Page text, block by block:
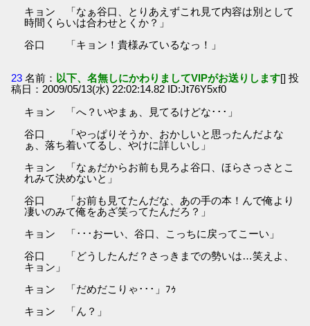
キョン 「なぁ谷口、とりあえずこれ見て内容は別として
時間くらいは合わせとくか？」
谷口 「キョン！貴様みているなっ！」
23 名前： 以下、名無しにかわりましてVIPがお送りします[] 投
稿日：2009/05/13(水) 22:02:14.82 ID:Jt76Y5xf0
キョン 「へ？いやまぁ、見てるけどな･･･」
谷口 「やっぱりそうか、おかしいと思ったんだよな
ぁ、落ち着いてるし、やけに詳しいし」
キョン 「なぁだからお前も見ろよ谷口、ほらさっさとこ
れみて決めないと」
谷口 「お前も見てたんだな、あの手の本！んで俺より
凄いのみて俺をあざ笑ってたんだろ？」
キョン 「･･･おーい、谷口、こっちに戻ってこーい」
谷口 「どうしたんだ？さっきまでの勢いは…笑えよ、
キョン」
キョン 「だめだこりゃ･･･」ﾌｩ
キョン 「ん？」